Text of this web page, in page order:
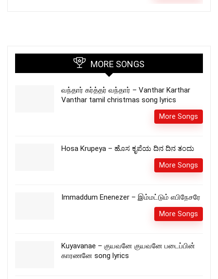
MORE SONGS
வந்தார் கர்த்தர் வந்தார் – Vanthar Karthar
Vanthar tamil christmas song lyrics
More Songs
Hosa Krupeya – ಹೊಸ ಕೃಪೆಯ ದಿನ ದಿನ ತಂದು
More Songs
Immaddum Enenezer – இம்மட்டும் எபிநேசரே
More Songs
Kuyavanae – குயவனே குயவனே படைப்பின்
காரணனே song lyrics